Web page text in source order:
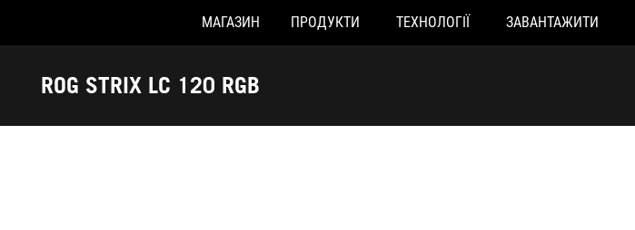
Accessibility links
МАГАЗИН ПРОДУКТИ ТЕХНОЛОГІЇ ЗАВАНТАЖИТИ
ROG STRIX LC 120 RGB